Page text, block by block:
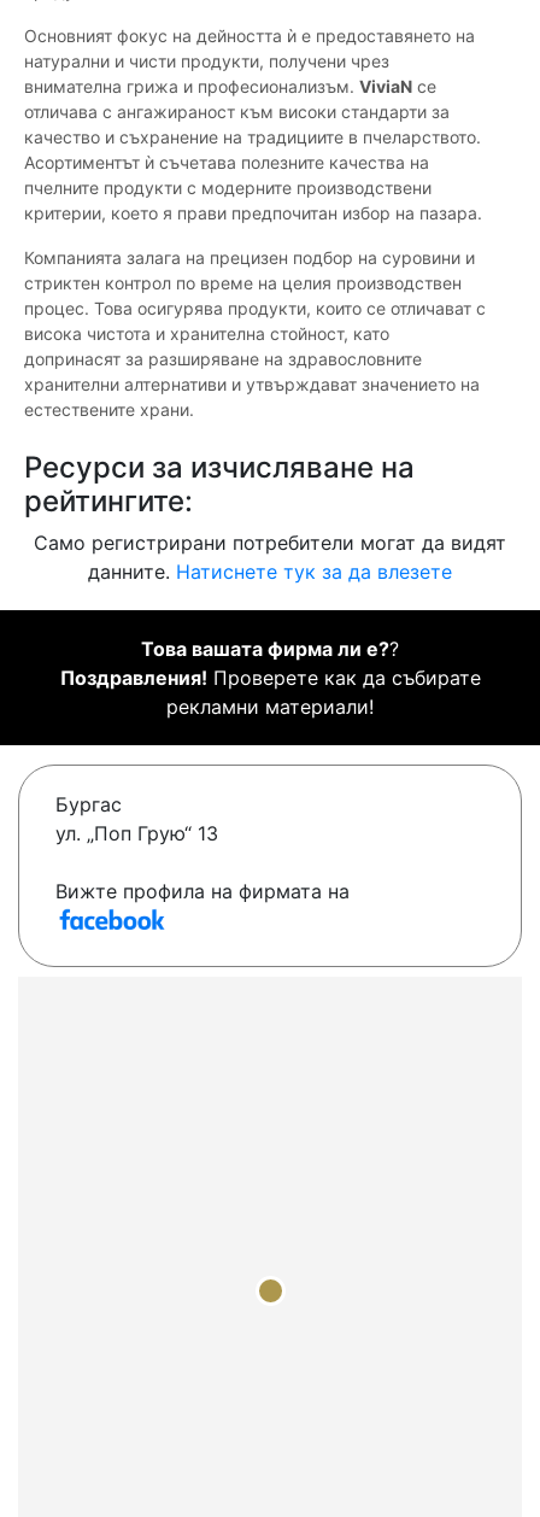
Основният фокус на дейността ѝ е предоставянето на
натурални и чисти продукти, получени чрез
внимателна грижа и професионализъм. ViviaN се
отличава с ангажираност към високи стандарти за
качество и съхранение на традициите в пчеларството.
Асортиментът ѝ съчетава полезните качества на
пчелните продукти с модерните производствени
критерии, което я прави предпочитан избор на пазара.
Компанията залага на прецизен подбор на суровини и
стриктен контрол по време на целия производствен
процес. Това осигурява продукти, които се отличават с
висока чистота и хранителна стойност, като
допринасят за разширяване на здравословните
хранителни алтернативи и утвърждават значението на
естествените храни.
Ресурси за изчисляване на
рейтингите:
Само регистрирани потребители могат да видят
данните. Натиснете тук за да влезете
Това вашата фирма ли е??
Поздравления! Проверете как да събирате
рекламни материали!
Бургас
ул. „Поп Грую“ 13
Вижте профила на фирмата на